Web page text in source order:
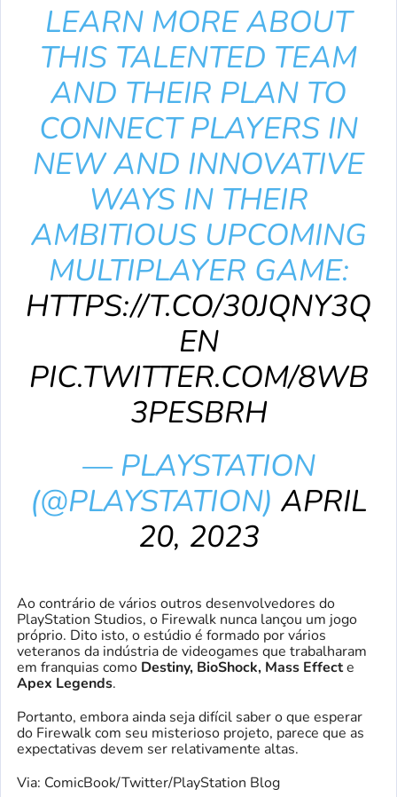
LEARN MORE ABOUT
THIS TALENTED TEAM
AND THEIR PLAN TO
CONNECT PLAYERS IN
NEW AND INNOVATIVE
WAYS IN THEIR
AMBITIOUS UPCOMING
MULTIPLAYER GAME:
HTTPS://T.CO/30JQNY3Q
EN
PIC.TWITTER.COM/8WB
3PESBRH
— PLAYSTATION
(@PLAYSTATION) APRIL
20, 2023
Ao contrário de vários outros desenvolvedores do
PlayStation Studios, o Firewalk nunca lançou um jogo
próprio. Dito isto, o estúdio é formado por vários
veteranos da indústria de videogames que trabalharam
em franquias como Destiny, BioShock, Mass Effecte
Apex Legends.
Portanto, embora ainda seja difícil saber o que esperar
do Firewalk com seu misterioso projeto, parece que as
expectativas devem ser relativamente altas.
Via: ComicBook/Twitter/PlayStation Blog